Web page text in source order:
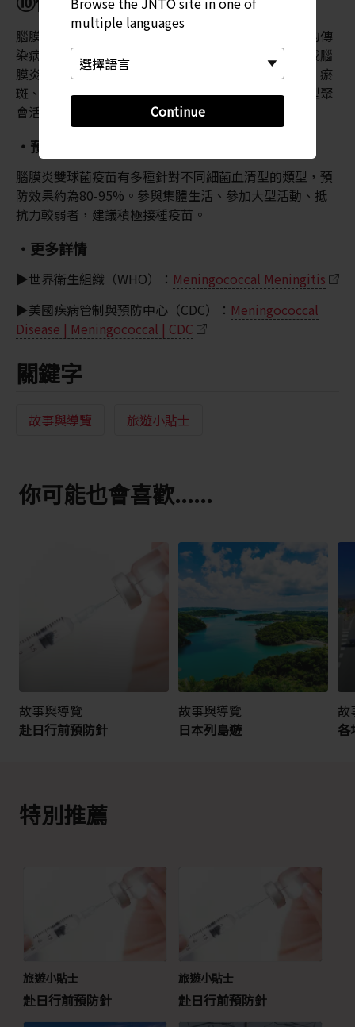
multiple languages
Continue
腦膜炎雙球菌感染是一種經由噴嚏等產生的飛沫傳播的傳
染病。病菌侵入血液或腦脊髓液後，可能引發敗血症或腦
膜炎。此疾病可能導致頭痛、發燒、痙攣、意識障礙、瘀
斑、休克，甚至可能迅速致命。在集體生活環境或大型聚
會活動中，應特別注意預防感染。
・預防（疫苗）
腦膜炎雙球菌疫苗有多種針對不同細菌血清型的類型，預
防效果約為80-95%。參與集體生活、參加大型活動、抵
抗力較弱者，建議積極接種疫苗。
・更多詳情
▶世界衛生組織（WHO）： Meningococcal Meningitis
▶美國疾病管制與預防中心（CDC）： Meningococcal
Disease | Meningococcal | CDC
關鍵字
故事與導覽 旅遊小貼士
你可能也會喜歡......
故事與導覽
赴日行前預防針
故事與導覽
日本列島遊
故
各
特別推薦
旅遊小貼士
赴日行前預防針
旅遊小貼士
赴日行前預防針